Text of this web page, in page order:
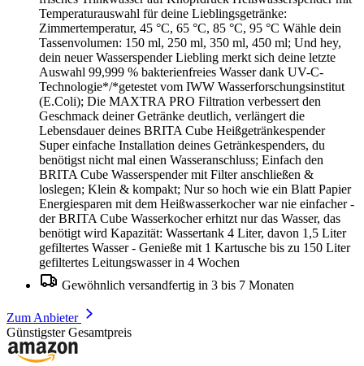
Temperaturauswahl für deine Lieblingsgetränke:
Zimmertemperatur, 45 °C, 65 °C, 85 °C, 95 °C Wähle dein
Tassenvolumen: 150 ml, 250 ml, 350 ml, 450 ml; Und hey,
dein neuer Wasserspender Liebling merkt sich deine letzte
Auswahl 99,999 % bakterienfreies Wasser dank UV-C-
Technologie*/*getestet vom IWW Wasserforschungsinstitut
(E.Coli); Die MAXTRA PRO Filtration verbessert den
Geschmack deiner Getränke deutlich, verlängert die
Lebensdauer deines BRITA Cube Heißgetränkespender
Super einfache Installation deines Getränkespenders, du
benötigst nicht mal einen Wasseranschluss; Einfach den
BRITA Cube Wasserspender mit Filter anschließen &
loslegen; Klein & kompakt; Nur so hoch wie ein Blatt Papier
Energiesparen mit dem Heißwasserkocher war nie einfacher -
der BRITA Cube Wasserkocher erhitzt nur das Wasser, das
benötigt wird Kapazität: Wassertank 4 Liter, davon 1,5 Liter
gefiltertes Wasser - Genieße mit 1 Kartusche bis zu 150 Liter
gefiltertes Leitungswasser in 4 Wochen
Gewöhnlich versandfertig in 3 bis 7 Monaten
Zum Anbieter
Günstigster Gesamtpreis